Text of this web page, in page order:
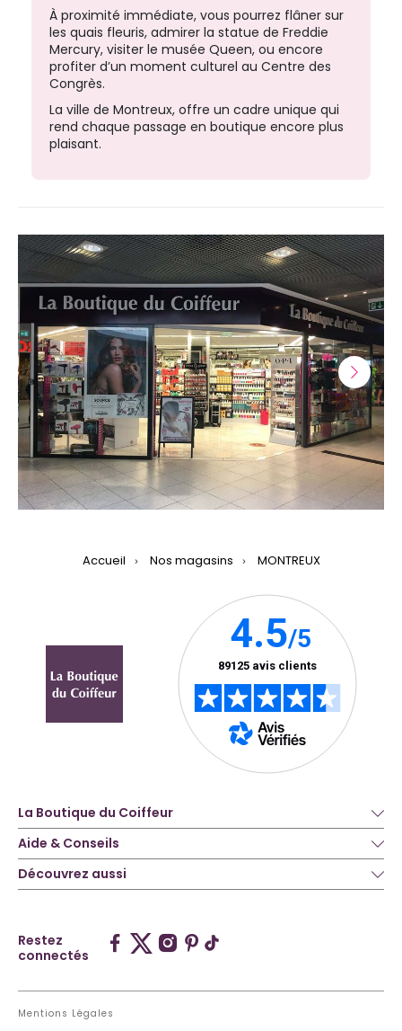
À proximité immédiate, vous pourrez flâner sur
les quais fleuris, admirer la statue de Freddie
Mercury, visiter le musée Queen, ou encore
profiter d’un moment culturel au Centre des
Congrès.
La ville de Montreux, offre un cadre unique qui
rend chaque passage en boutique encore plus
plaisant.
Accueil Nos magasins MONTREUX
La Boutique du Coiffeur
Aide & Conseils
Découvrez aussi
Restez
connectés
Mentions Légales